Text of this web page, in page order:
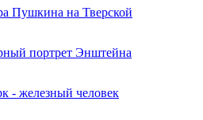
Пушкина на Тверской
портрет Энштейна
- железный человек